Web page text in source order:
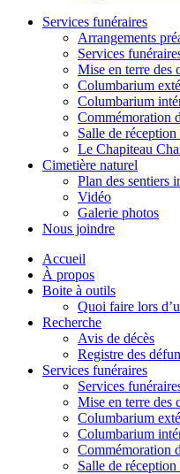
Services funéraires
Arrangements
Services
Mise en terre des
Columbarium
Columbarium
Commémoration
Salle de
Le Chapiteau
Cimetière naturel
Plan des sentiers
Vidéo
Galerie photos
Nous joindre
Accueil
À propos
Boite à outils
Quoi faire lors
Recherche
Avis de décès
Registre des
Services funéraires
Services
Mise en terre des
Columbarium
Columbarium
Commémoration
Salle de